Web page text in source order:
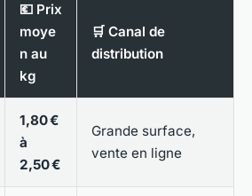
💶 Prix
moye
n au
kg
🛒 Canal de
distribution
1,80 €
à
2,50 €
Grande surface,
vente en ligne